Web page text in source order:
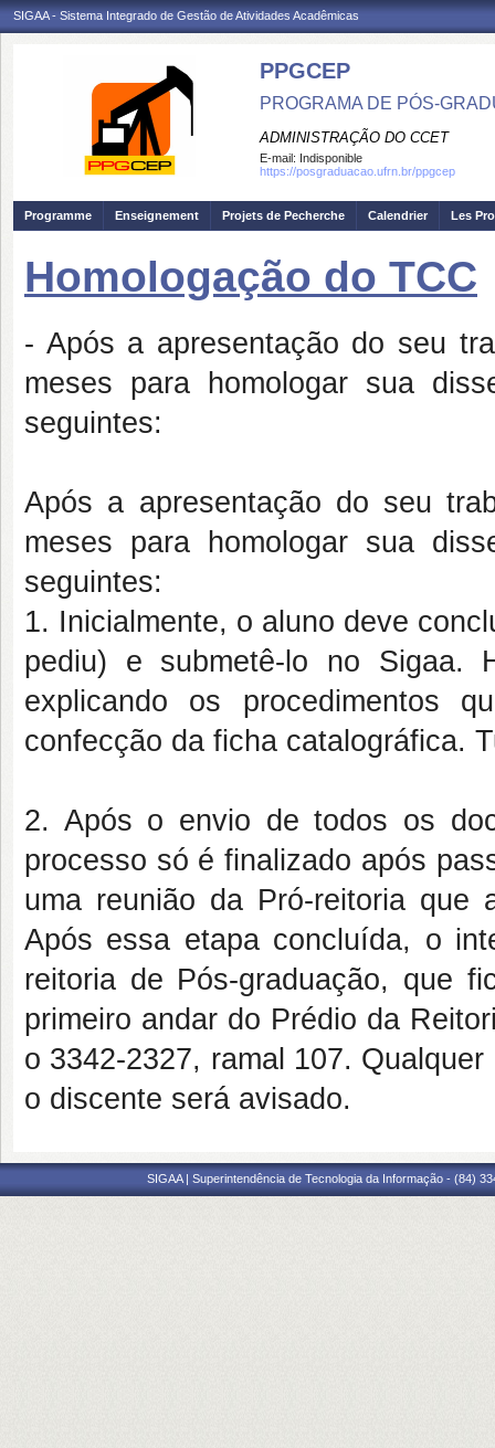
SIGAA - Sistema Integrado de Gestão de Atividades Acadêmicas
PPGCEP
PROGRAMA DE PÓS-
ADMINISTRAÇÃO DO CCET
E-mail: Indisponible
https://posgraduacao.ufrn.br/ppgcep
Programme Enseignement Projets de Pecherche Calendrier Les
Homologação do TCC
- Após a apresentação do seu
meses para homologar sua
seguintes:
Após a apresentação do seu
meses para homologar sua
seguintes:
1. Inicialmente, o aluno deve
pediu) e submetê-lo no Sigaa.
explicando os procedimentos
confecção da ficha catalográfica.
2. Após o envio de todos os
processo só é finalizado após
uma reunião da Pró-reitoria que
Após essa etapa concluída, o
reitoria de Pós-graduação, que
primeiro andar do Prédio da
o 3342-2327, ramal 107.
o discente será avisado.
SIGAA | Superintendência de Tecnologia da Informação - (84)